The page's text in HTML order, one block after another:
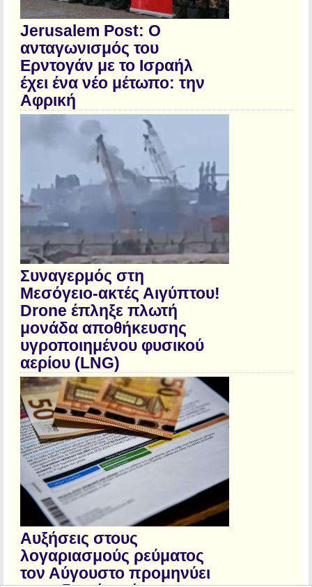
Jerusalem Post: Ο
ανταγωνισμός του
Ερντογάν με το Ισραήλ
έχει ένα νέο μέτωπο: την
Αφρική
Συναγερμός στη
Μεσόγειο-ακτές Αιγύπτου!
Drone έπληξε πλωτή
μονάδα αποθήκευσης
υγροποιημένου φυσικού
αερίου (LNG)
Αυξήσεις στους
λογαριασμούς ρεύματος
τον Αύγουστο προμηνύει